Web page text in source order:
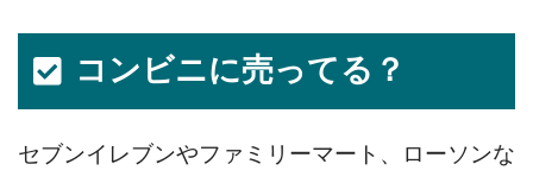
コンビニに売ってる？
セブンイレブンやファミリーマート、ローソンな